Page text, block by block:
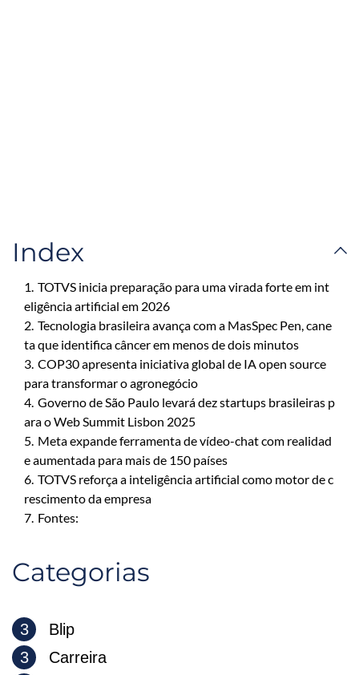
Index
1. TOTVS inicia preparação para uma virada forte em int
eligência artificial em 2026
2. Tecnologia brasileira avança com a MasSpec Pen, cane
ta que identifica câncer em menos de dois minutos
3. COP30 apresenta iniciativa global de IA open source
para transformar o agronegócio
4. Governo de São Paulo levará dez startups brasileiras p
ara o Web Summit Lisbon 2025
5. Meta expande ferramenta de vídeo-chat com realidad
e aumentada para mais de 150 países
6. TOTVS reforça a inteligência artificial como motor de c
rescimento da empresa
7. Fontes:
Categorias
3
Blip
3
Carreira